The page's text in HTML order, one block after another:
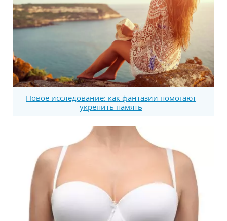
Новое исследование: как фантазии помогают
укрепить память